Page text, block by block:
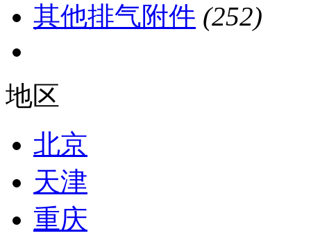
其他排气附件 (252)
地区
北京
天津
重庆